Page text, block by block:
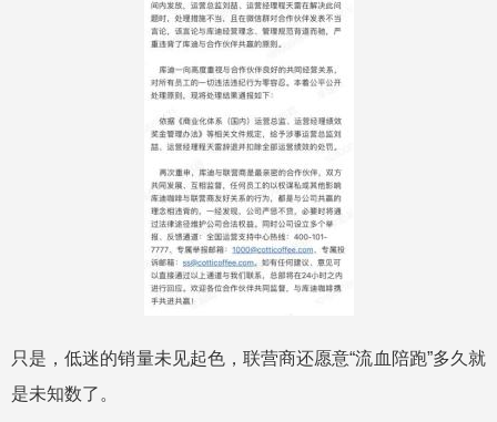
只是，低迷的销量未见起色，联营商还愿意“流血陪跑”多久就
是未知数了。